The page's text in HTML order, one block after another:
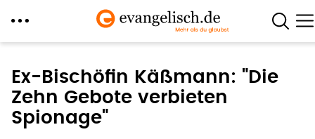
zum
Inhalt
Ex-Bischöfin Käßmann: "Die
Zehn Gebote verbieten
Spionage"